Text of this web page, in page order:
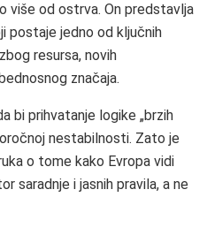
više od ostrva. On predstavlja
postaje jedno od ključnih
resursa, novih
značaja.
bi prihvatanje logike „brzih
nestabilnosti. Zato je
o tome kako Evropa vidi
saradnje i jasnih pravila, a ne